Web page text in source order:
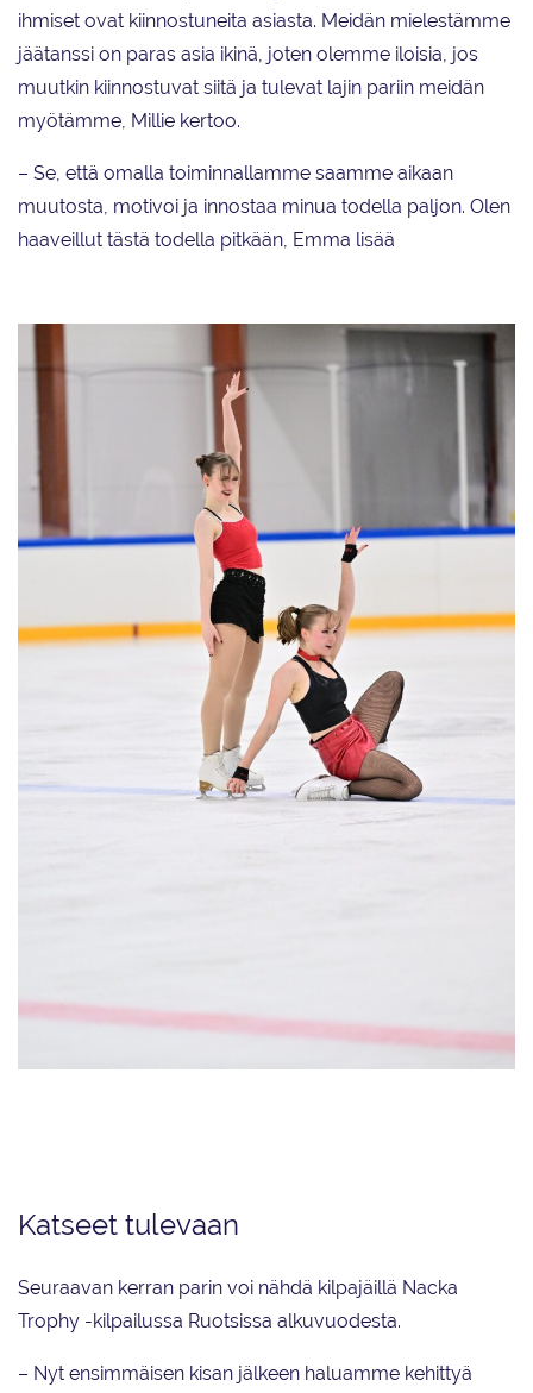
ihmiset ovat kiinnostuneita asiasta. Meidän mielestämme
jäätanssi on paras asia ikinä, joten olemme iloisia, jos
muutkin kiinnostuvat siitä ja tulevat lajin pariin meidän
myötämme, Millie kertoo.
– Se, että omalla toiminnallamme saamme aikaan
muutosta, motivoi ja innostaa minua todella paljon. Olen
haaveillut tästä todella pitkään, Emma lisää
Katseet tulevaan
Seuraavan kerran parin voi nähdä kilpajäillä Nacka
Trophy -kilpailussa Ruotsissa alkuvuodesta.
– Nyt ensimmäisen kisan jälkeen haluamme kehittyä